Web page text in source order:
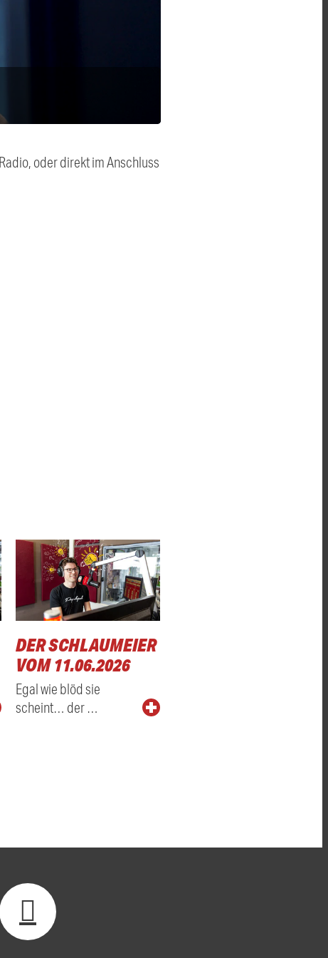
oder direkt im Anschluss
DER SCHLAUMEIER
VOM 11.06.2026
Egal wie blöd sie
scheint… der …